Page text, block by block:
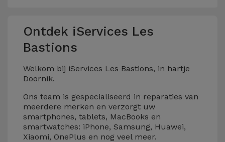
Ontdek iServices Les
Bastions
Welkom bij iServices Les Bastions, in hartje
Doornik.
Ons team is gespecialiseerd in reparaties van
meerdere merken en verzorgt uw
smartphones, tablets, MacBooks en
smartwatches: iPhone, Samsung, Huawei,
Xiaomi, OnePlus en nog veel meer.